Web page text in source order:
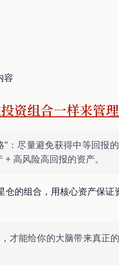
容
资组合一样来管理
”：尽量避免获得中等回报
高风险高回报的资产。
的组合，用核心资产保
才能给你的大脑带来真正